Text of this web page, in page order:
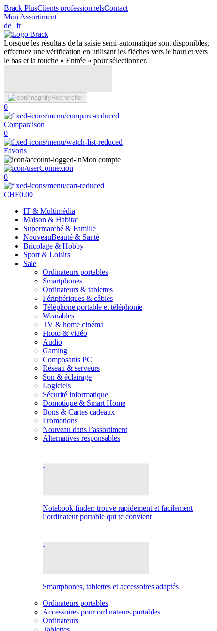
Brack PlusClients professionnelsContact
Mon Assortiment
de | fr
Lorsque les résultats de la saisie semi-automatique sont disponibles,
effectuez une vérification en utilisant les flèches vers le haut et vers
le bas et la touche « Entrée » pour sélectionner.
Rechercher
0
Comparaison
0
Favoris
Mon compte
Connexion
0
CHF0.00
IT & Multimédia
Maison & Habitat
Supermarché & Famille
NouveauBeauté & Santé
Bricolage & Hobby
Sport & Loisirs
Sale
Ordinateurs portables
Smartphones
Ordinateurs & tablettes
Périphériques & câbles
Téléphone portable et téléphonie
Wearables
TV & home cinéma
Photo & vidéo
Audio
Gaming
Composants PC
Réseau & serveurs
Son & éclairage
Logiciels
Sécurité informatique
Domotique & Smart Home
Bons & Cartes cadeaux
Promotions
Nouveau dans l’assortiment
Alternatives responsables
Notebook finder: trouve rapidement et facilement
l’ordinateur portable qui te convient
Smartphones, tablettes et accessoires adaptés
Ordinateurs portables
Accessoires pour ordinateurs portables
Ordinateurs
Tablettes